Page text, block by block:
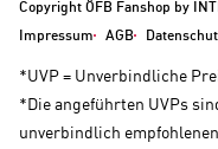
Copyright ÖFB Fanshop by
Impressum
AGB
*UVP = Unverbindliche
*Die angeführten UVPs
unverbindlich